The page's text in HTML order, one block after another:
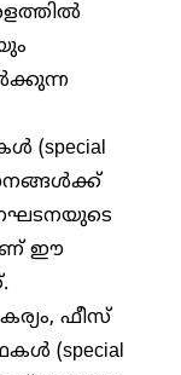
(special
ഈ
ഫീസ്
(special